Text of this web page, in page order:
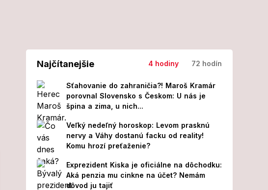
Najčítanejšie 4 hodiny 72 hodín
Sťahovanie do zahraničia?! Maroš Kramár
porovnal Slovensko s Českom: U nás je
špina a zima, u nich...
Veľký nedeľný horoskop: Levom prasknú
nervy a Váhy dostanú facku od reality!
Komu hrozí preťaženie?
Exprezident Kiska je oficiálne na dôchodku:
Aká penzia mu cinkne na účet? Nemám
dôvod ju tajiť